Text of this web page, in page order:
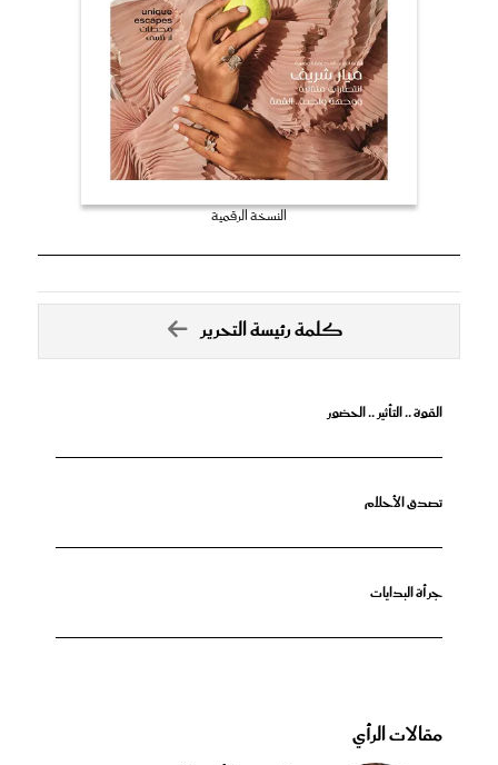
النسخة الرقمية
كلمة رئيسة التحرير
القوة .. التأثير .. الحضور
تصدق الأحلام
جرأة البدايات
مقالات الرأي